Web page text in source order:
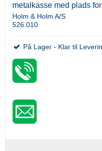
metalkasse med plads
Holm & Holm A/S
526.010
På Lager - Klar til